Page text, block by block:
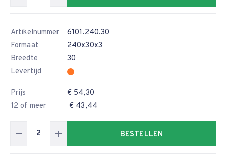
Artikelnummer
6101.240.30
Formaat
240x30x3
Breedte
30
Levertijd
Prijs
€ 54,30
12 of meer
€ 43,44
BESTELLEN